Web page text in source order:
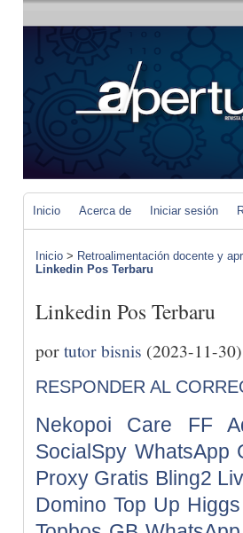
Inicio Acerca de Iniciar sesión
Inicio > Retroalimentación docente y
Linkedin Pos Terbaru
Linkedin Pos Terbaru
portutor bisnis (2023-11-30)
RESPONDER AL
Nekopoi Care
FF
SocialSpy WhatsApp
Proxy Gratis Bling2
Domino Top Up